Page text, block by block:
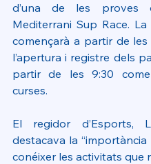
d’una de les proves
Mediterrani Sup Race.
començarà a partir de
l’apertura i registre dels
partir de les 9:30
curses.
El regidor d’Esports,
destacava la
conéixer les activitats que